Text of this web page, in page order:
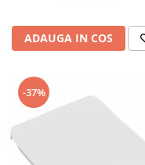
ADAUGA IN COS
-37%